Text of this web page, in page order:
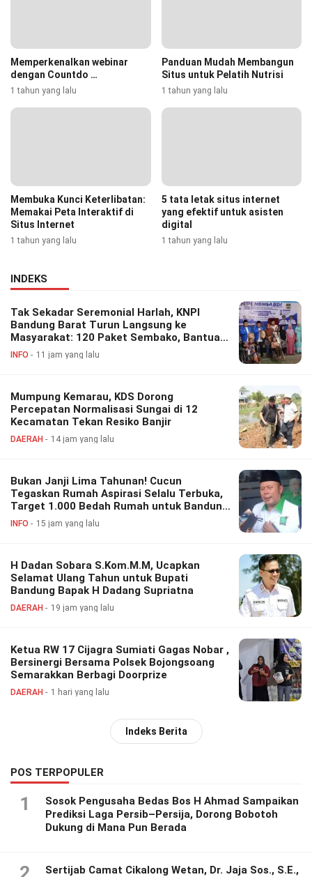
Memperkenalkan webinar
dengan Countdo …
1 tahun yang lalu
Panduan Mudah Membangun
Situs untuk Pelatih Nutrisi
1 tahun yang lalu
Membuka Kunci Keterlibatan:
Memakai Peta Interaktif di
Situs Internet
1 tahun yang lalu
5 tata letak situs internet
yang efektif untuk asisten
digital
1 tahun yang lalu
INDEKS
Tak Sekadar Seremonial Harlah, KNPI
Bandung Barat Turun Langsung ke
Masyarakat: 120 Paket Sembako, Bantuan
Disabilitas hingga Layanan Kesehatan
INFO 11 jam yang lalu
Mumpung Kemarau, KDS Dorong
Percepatan Normalisasi Sungai di 12
Kecamatan Tekan Resiko Banjir
DAERAH 14 jam yang lalu
Bukan Janji Lima Tahunan! Cucun
Tegaskan Rumah Aspirasi Selalu Terbuka,
Target 1.000 Bedah Rumah untuk Bandung
Barat
INFO 15 jam yang lalu
H Dadan Sobara S.Kom.M.M, Ucapkan
Selamat Ulang Tahun untuk Bupati
Bandung Bapak H Dadang Supriatna
DAERAH 19 jam yang lalu
Ketua RW 17 Cijagra Sumiati Gagas Nobar ,
Bersinergi Bersama Polsek Bojongsoang
Semarakkan Berbagi Doorprize
DAERAH 1 hari yang lalu
Indeks Berita
POS TERPOPULER
1
Sosok Pengusaha Bedas Bos H Ahmad Sampaikan
Prediksi Laga Persib–Persija, Dorong Bobotoh
Dukung di Mana Pun Berada
2
Sertijab Camat Cikalong Wetan, Dr. Jaja Sos., S.E.,